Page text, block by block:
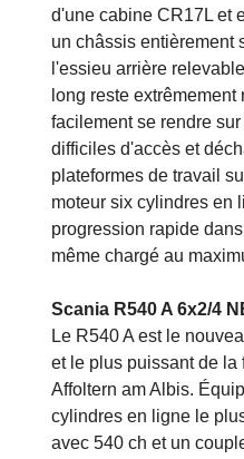
d'une cabine CR17L et
un châssis entièrement
l'essieu arrière
long reste
facilement se rendre
difficiles d'accès et
plateformes de travail
moteur six cylindres en
progression rapide
même chargé au
Scania R540 A 6x2/4
Le R540 A est le
et le plus puissant de la
Affoltern am Albis.
cylindres en ligne le
avec 540 ch et un